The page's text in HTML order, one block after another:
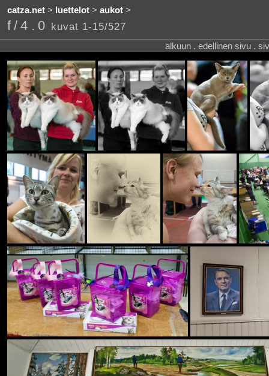
catza.net> luettelot> aukot>
f/4.0 kuvat 1-15/527
alkuun . edellinen sivu .